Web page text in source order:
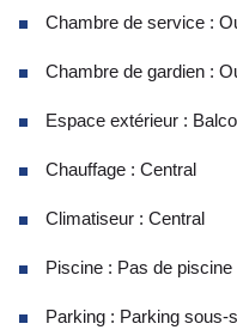
Chambre de service :
Chambre de gardien :
Espace extérieur :
Chauffage : Central
Climatiseur : Central
Piscine : Pas de piscine
Parking : Parking sous-